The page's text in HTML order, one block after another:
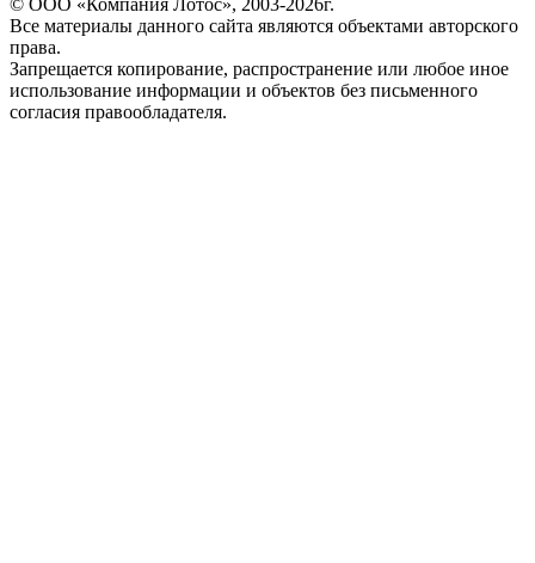
Все материалы данного сайта являются объектами авторского
права.
Запрещается копирование, распространение или любое иное
использование информации и объектов без письменного
согласия правообладателя.